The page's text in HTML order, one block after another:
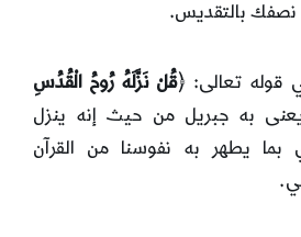
بالتقديس.
قوله تعالى: ﴿قُلْ نَزَّلَهُ رُوحُ الْقُدُسِ
به جبريل من حيث إنه ينزل
بما يطهر به نفوسنا من القرآن